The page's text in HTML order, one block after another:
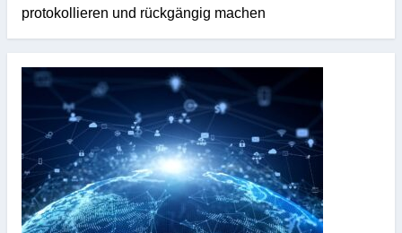
protokollieren und rückgängig machen